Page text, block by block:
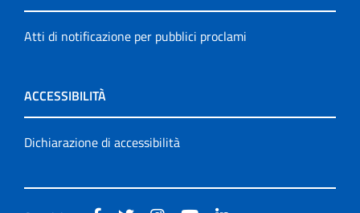
Atti di notificazione per pubblici proclami
ACCESSIBILITÀ
Dichiarazione di accessibilità